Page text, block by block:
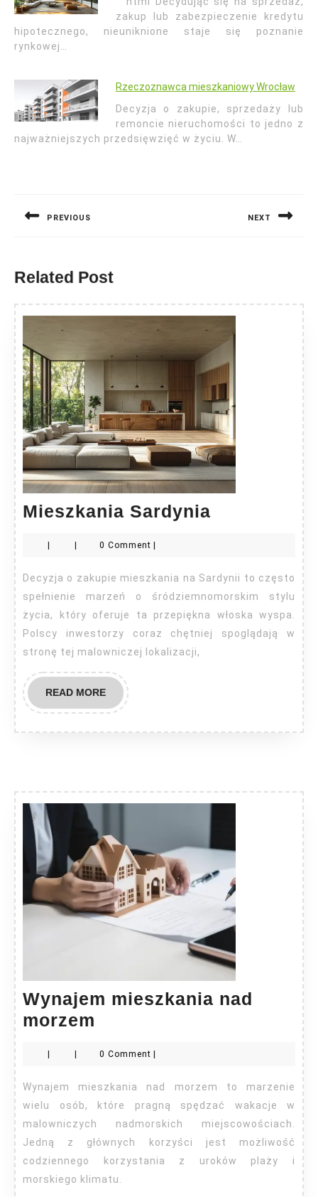
zakup lub zabezpieczenie kredytu
hipotecznego, nieuniknione staje się poznanie
rynkowej…
Rzeczoznawca mieszkaniowy Wrocław
Decyzja o zakupie, sprzedaży lub
remoncie nieruchomości to jedno z
najważniejszych przedsięwzięć w życiu. W…
PREVIOUS NEXT
Related Post
Mieszkania Sardynia Mieszkania
0 Comment
Decyzja o zakupie mieszkania na Sardynii to często
spełnienie marzeń o śródziemnomorskim stylu
życia, który oferuje ta przepiękna włoska wyspa.
Polscy inwestorzy coraz chętniej spoglądają w
stronę tej malowniczej lokalizacji,
READ MOREREAD
MORE
Wynajem mieszkania nad
morzem
nad
morzem
| | 0 Comment |
Wynajem mieszkania nad morzem to marzenie
wielu osób, które pragną spędzać wakacje w
malowniczych nadmorskich miejscowościach.
Jedną z głównych korzyści jest możliwość
codziennego korzystania z uroków plaży i
morskiego klimatu.